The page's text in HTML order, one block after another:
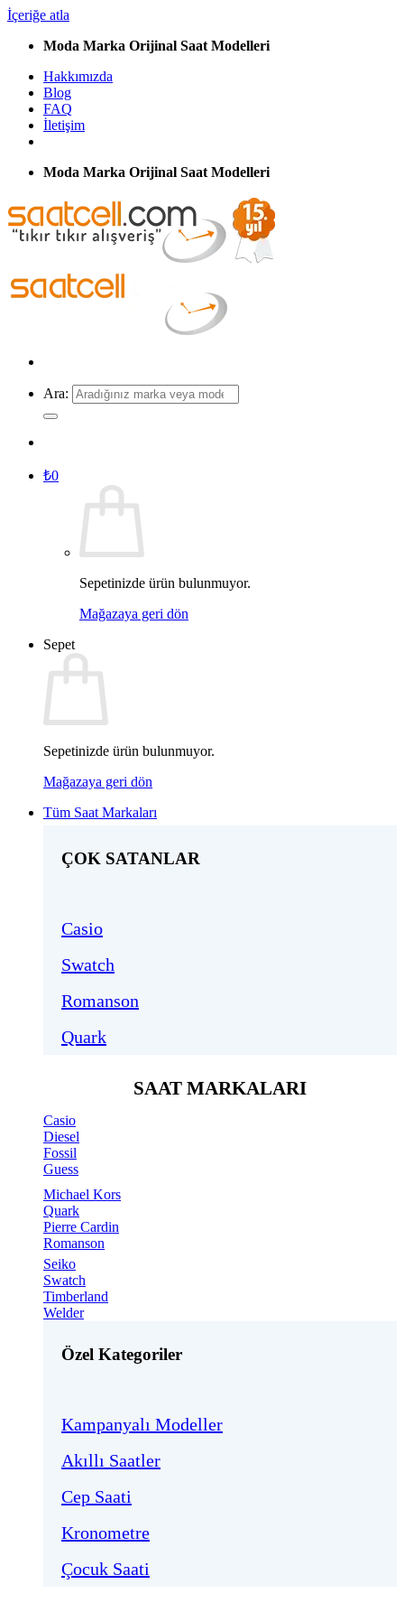
İçeriğe atla
Moda Marka Orijinal Saat Modelleri
Hakkımızda
Blog
FAQ
İletişim
Moda Marka Orijinal Saat Modelleri
Ara:
₺0
Sepetinizde ürün bulunmuyor.
Mağazaya geri dön
Sepet
Sepetinizde ürün bulunmuyor.
Mağazaya geri dön
Tüm Saat Markaları
ÇOK SATANLAR
Casio
Swatch
Romanson
Quark
SAAT MARKALARI
Casio
Diesel
Fossil
Guess
Michael Kors
Quark
Pierre Cardin
Romanson
Seiko
Swatch
Timberland
Welder
Özel Kategoriler
Kampanyalı Modeller
Akıllı Saatler
Cep Saati
Kronometre
Çocuk Saati